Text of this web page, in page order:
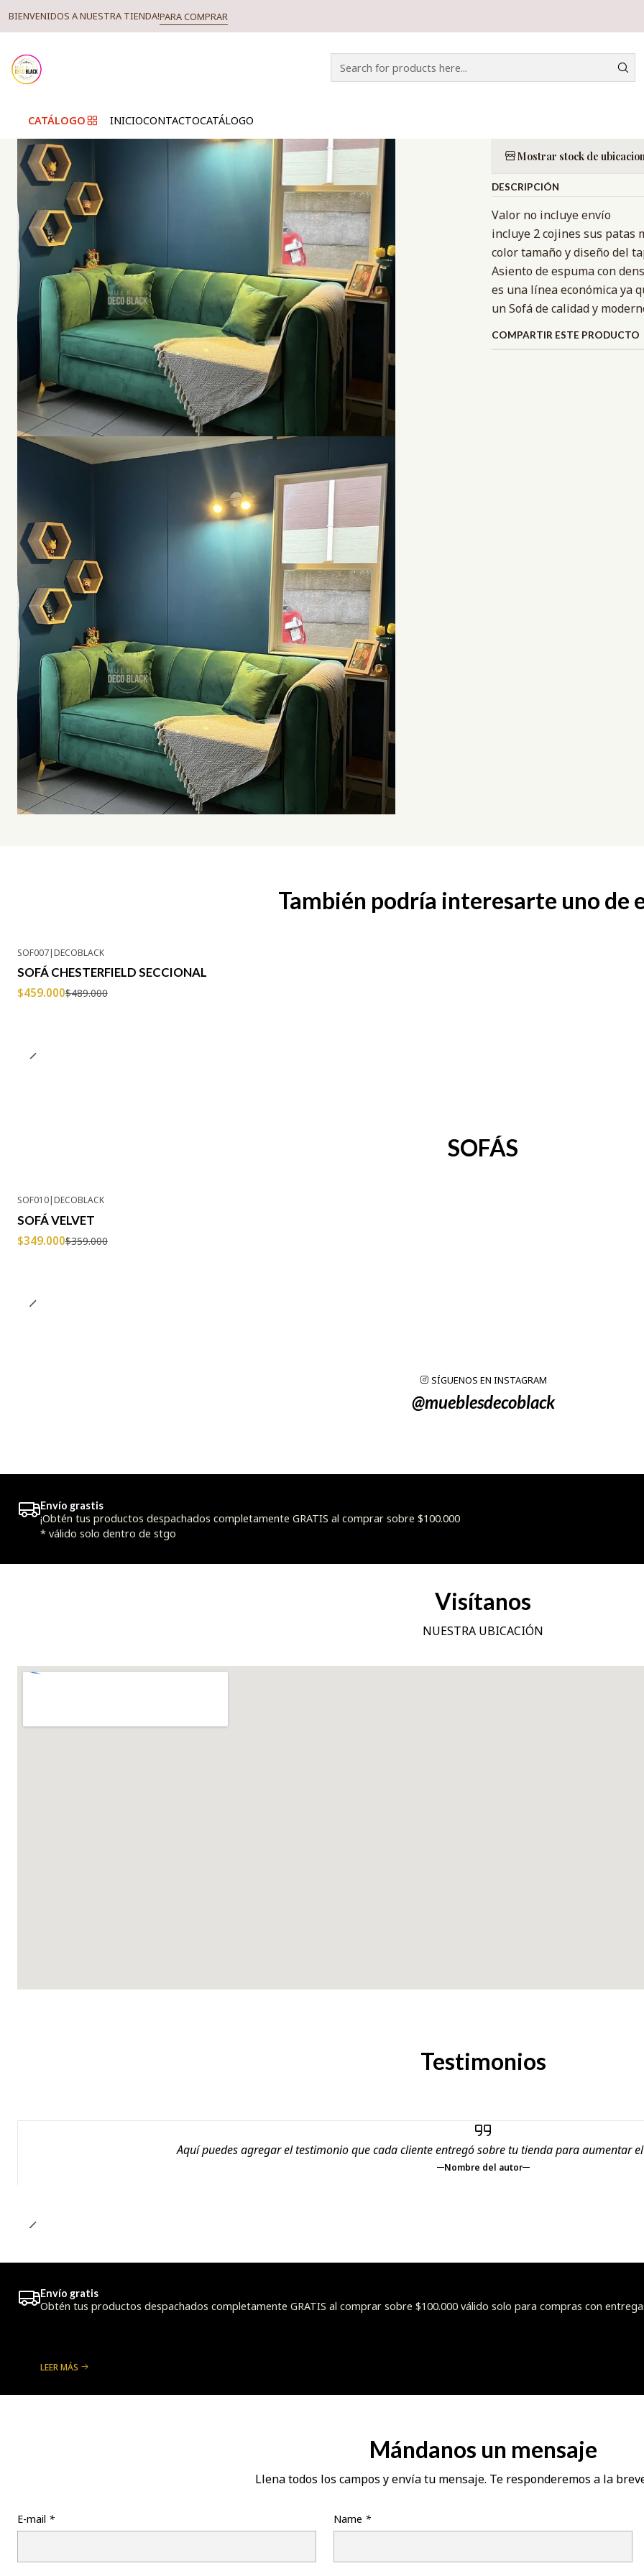
CATÁLOGO INICIOCONTACTOCATÁLOGO
BIENVENIDOS A NUESTRA TIENDA!PARA COMPRAR
SOFÁ
Mostrar stock de
DESCRIPCIÓN
Valor no incluye envío
incluye 2 cojines sus patas
color tamaño y diseño del
Asiento de espuma con
es una línea económica ya
un Sofá de calidad y
COMPARTIR ESTE PRODUCTO
También podría interesarte uno de
-6% OFF
SOF007|DECOBLACK
SOFÁ CHESTERFIELD SECCIONAL
$459.000$489.000
SOFÁS
-3% OFF
SOF010|DECOBLACK
SOFÁ VELVET
$349.000$359.000
SÍGUENOS EN INSTAGRAM
@mueblesdecoblack
Envío grastis
¡Obtén tus productos despachados completamente GRATIS al comprar sobre $100.000
* válido solo dentro de stgo
Visítanos
NUESTRA UBICACIÓN
Testimonios
Aquí puedes agregar el testimonio que cada cliente entregó sobre tu tienda para aumentar
Nombre del autor
Envío gratis
Obtén tus productos despachados completamente GRATIS al comprar sobre $100.000 válido solo para compras con
LEER MÁS
Mándanos un mensaje
Llena todos los campos y envía tu mensaje. Te responderemos a la
E-mail * Name *